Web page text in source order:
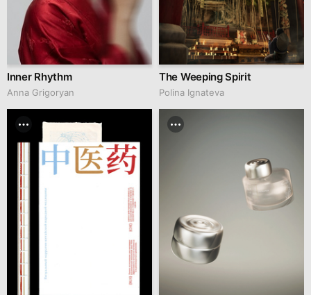
Inner Rhythm
Anna Grigoryan
The Weeping Spirit
Polina Ignateva